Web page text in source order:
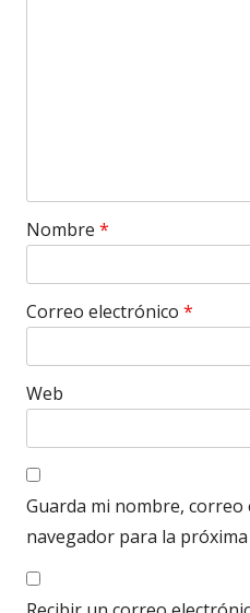
Nombre *
Correo electrónico *
Web
Guarda mi nombre,
navegador para la